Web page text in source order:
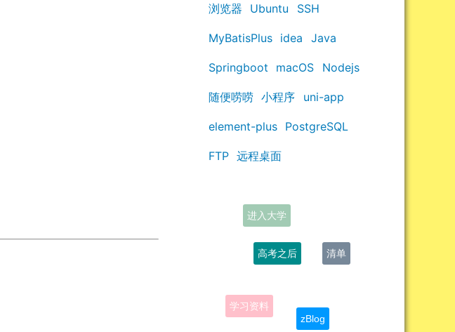
浏览器 Ubuntu SSH
MyBatisPlus idea Java
Springboot macOS Nodejs
随便唠唠 小程序 uni-app
element-plus PostgreSQL
FTP 远程桌面
清单